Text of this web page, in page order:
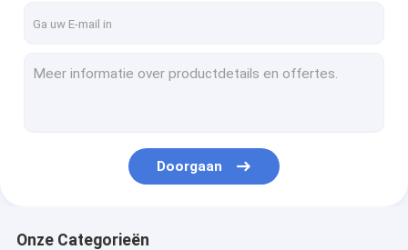
LTE bevestigde Draadloze Telefoon
SIM Card Wireless Phone
Doorgaan
Onze Categorieën